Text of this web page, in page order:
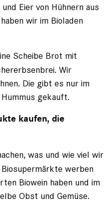
Eier von Hühnern aus
wir im Bioladen
Scheibe Brot mit
Wir
Die gibt es nur im
gekauft.
kaufen, die
was und wie viel wir
werben
Biowein haben und im
Obst und Gemüse.